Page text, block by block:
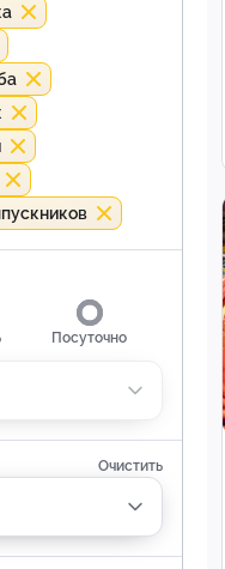
Посуточно
Очистить